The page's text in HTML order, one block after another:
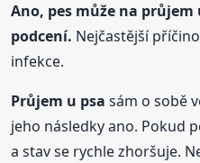
Ano, pes může na
podcení. Nejčastější
infekce.
Průjem u psa sám o sobě
jeho následky ano. Pokud
a stav se rychle zhoršuje.